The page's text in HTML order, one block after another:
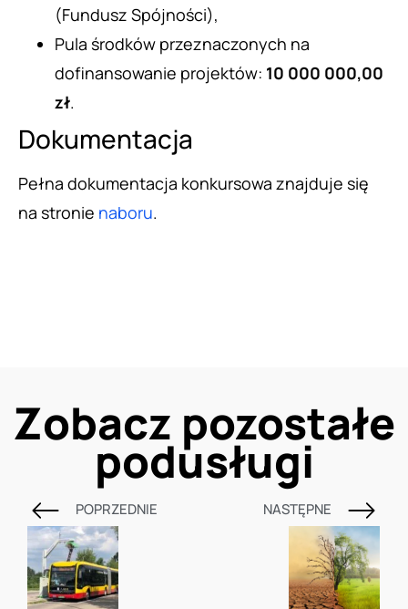
(Fundusz Spójności),
Pula środków przeznaczonych na
dofinansowanie projektów: 10 000 000,00
zł.
Dokumentacja
Pełna dokumentacja konkursowa znajduje się
na stronie naboru.
Zobacz pozostałe
podusługi
POPRZEDNIE NASTĘPNE